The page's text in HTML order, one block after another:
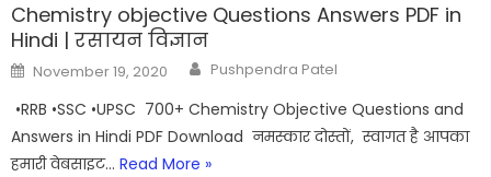
Chemistry objective Questions Answers PDF in
Hindi | रसायन विज्ञान
Posted
on
November 19, 2020 Author
Pushpendra Patel
•RRB •SSC •UPSC 700+ Chemistry Objective Questions and
Answers in Hindi PDF Download नमस्कार दोस्तों, स्वागत है आपका
हमारी वेबसाइट…Read More »